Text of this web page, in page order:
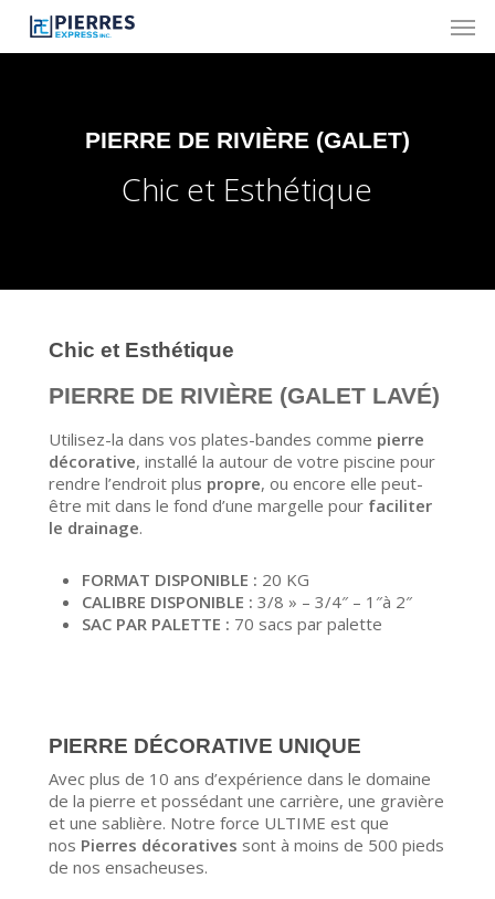
main
PIERRE DE RIVIÈRE (GALET)
Chic et Esthétique
Chic et Esthétique
PIERRE DE RIVIÈRE (GALET LAVÉ)
Utilisez-la dans vos plates-bandes comme pierre
décorative, installé la autour de votre piscine pour
rendre l’endroit plus propre, ou encore elle peut-
être mit dans le fond d’une margelle pour faciliter
le drainage.
FORMAT DISPONIBLE : 20 KG
CALIBRE DISPONIBLE : 3/8 » – 3/4″ – 1″à 2″
SAC PAR PALETTE : 70 sacs par palette
PIERRE DÉCORATIVE UNIQUE
Avec plus de 10 ans d’expérience dans le domaine
de la pierre et possédant une carrière, une gravière
et une sablière. Notre force ULTIME est que
nos Pierres décoratives sont à moins de 500 pieds
de nos ensacheuses.